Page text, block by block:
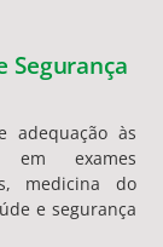
Segurança
adequação às
em exames
medicina do
e segurança